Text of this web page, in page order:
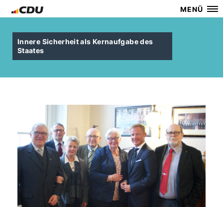
MENÜ
Innere Sicherheit als Kernaufgabe des
Staates